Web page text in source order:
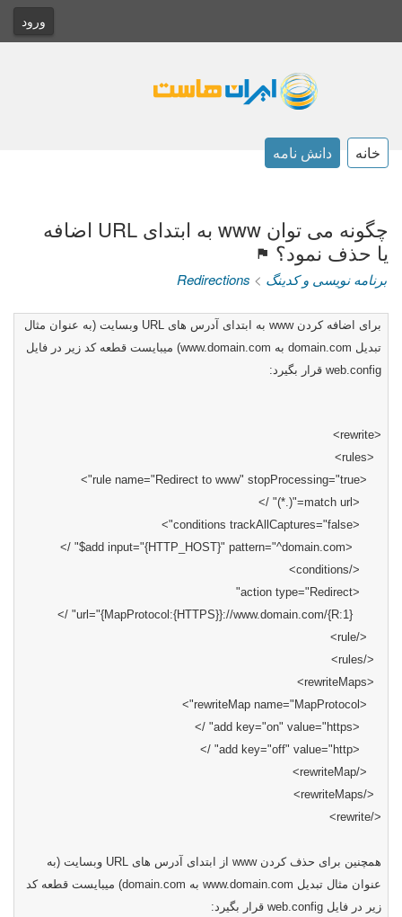
ورود
خانه دانش نامه
چگونه می توان www به ابتدای URL اضافه
یا حذف نمود؟
برنامه نویسی و کدینگ >
Redirections
برای اضافه کردنwww به ابتدای آدرس هایURL وبسایت (به عنوان مثال
تبدیل domain.com به www.domain.com) میبایست قطعه کد زیر در فایل
web.config قرار بگیرد:
<
rewrite
>
<
rules
>
<
rule name="Redirect to www" stopProcessing="true
">
<
match url
="(.*)" />
<
conditions trackAllCaptures="false
">
<
add input="{HTTP_HOST}" pattern="^domain.com
$" />
</
conditions
>
<
action type="Redirect
"
url="{MapProtocol:{HTTPS}}://www.domain.com/{R:1}
" />
</
rule
>
</
rules
>
<
rewriteMaps
>
<
rewriteMap name="MapProtocol
">
<
add key="on" value="https
" />
<
add key="off" value="http
" />
</
rewriteMap
>
</
rewriteMaps
>
</
rewrite
>
همچنین برای حذف کردنwww از ابتدای آدرس هایURL وبسایت (به
عنوان مثال تبدیل www.domain.com به domain.com) میبایست قطعه کد
زیر در فایلweb.config قرار بگیرد: